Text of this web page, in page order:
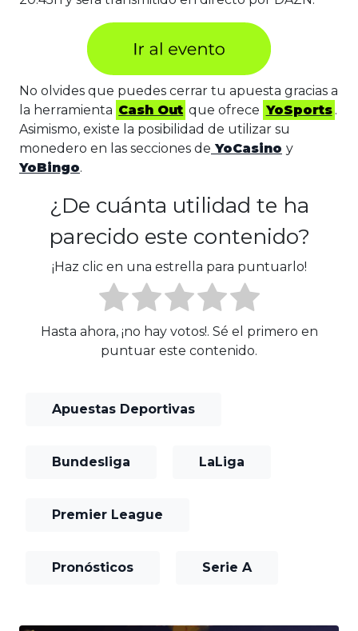
No olvides que puedes cerrar tu apuesta gracias a
la herramienta Cash Out que ofrece YoSports .
Asimismo, existe la posibilidad de utilizar su
monedero en las secciones de YoCasino y
YoBingo.
¿De cuánta utilidad te ha
parecido este contenido?
¡Haz clic en una estrella para puntuarlo!
Hasta ahora, ¡no hay votos!. Sé el primero en
puntuar este contenido.
Apuestas Deportivas
Bundesliga LaLiga
Premier League
Pronósticos Serie A